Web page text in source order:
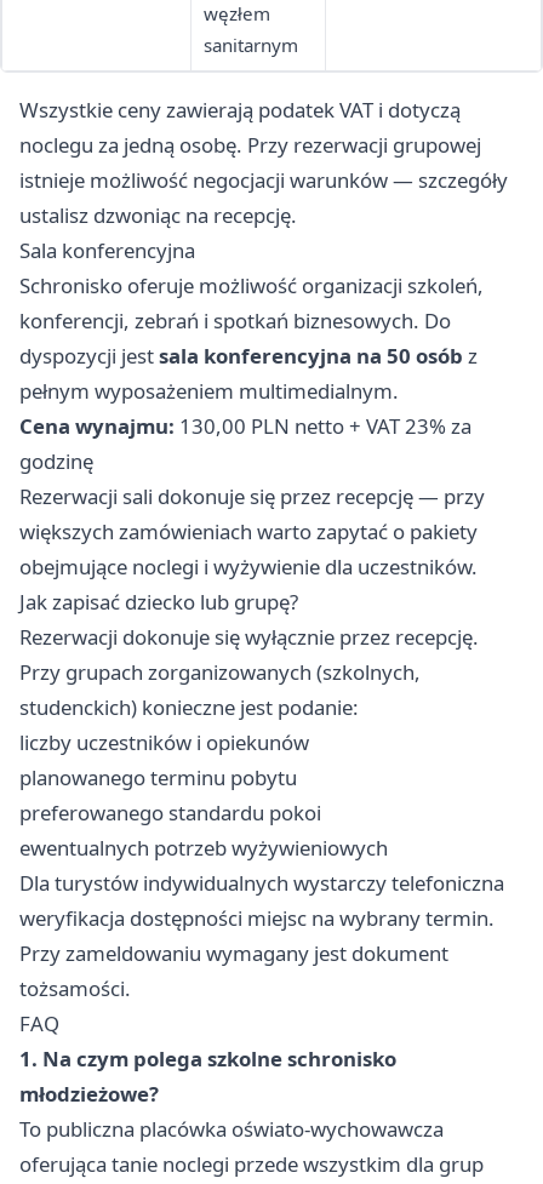
węzłem
sanitarnym
Wszystkie ceny zawierają podatek VAT i dotyczą
noclegu za jedną osobę. Przy rezerwacji grupowej
istnieje możliwość negocjacji warunków — szczegóły
ustalisz dzwoniąc na recepcję.
Sala konferencyjna
Schronisko oferuje możliwość organizacji szkoleń,
konferencji, zebrań i spotkań biznesowych. Do
dyspozycji jestsala konferencyjna na 50 osób z
pełnym wyposażeniem multimedialnym.
Cena wynajmu: 130,00 PLN netto + VAT 23% za
godzinę
Rezerwacji sali dokonuje się przez recepcję — przy
większych zamówieniach warto zapytać o pakiety
obejmujące noclegi i wyżywienie dla uczestników.
Jak zapisać dziecko lub grupę?
Rezerwacji dokonuje się wyłącznie przez recepcję.
Przy grupach zorganizowanych (szkolnych,
studenckich) konieczne jest podanie:
liczby uczestników i opiekunów
planowanego terminu pobytu
preferowanego standardu pokoi
ewentualnych potrzeb wyżywieniowych
Dla turystów indywidualnych wystarczy telefoniczna
weryfikacja dostępności miejsc na wybrany termin.
Przy zameldowaniu wymagany jest dokument
tożsamości.
FAQ
1. Na czym polega szkolne schronisko
młodzieżowe?
To publiczna placówka oświato-wychowawcza
oferująca tanie noclegi przede wszystkim dla grup